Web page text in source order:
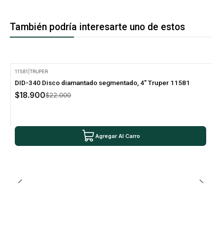
También podría interesarte uno de estos
11581 |TRUPER
DID-340 Disco diamantado segmentado, 4" Truper 11581
$18.900$22.000
Agregar Al Carro